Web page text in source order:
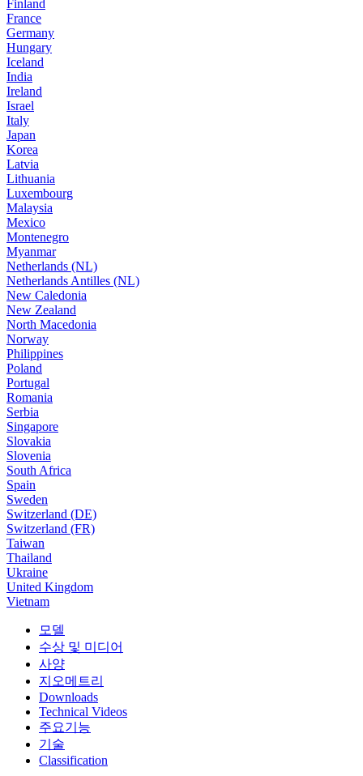
Finland
France
Germany
Hungary
Iceland
India
Ireland
Israel
Italy
Japan
Korea
Latvia
Lithuania
Luxembourg
Malaysia
Mexico
Montenegro
Myanmar
Netherlands (NL)
Netherlands Antilles (NL)
New Caledonia
New Zealand
North Macedonia
Norway
Philippines
Poland
Portugal
Romania
Serbia
Singapore
Slovakia
Slovenia
South Africa
Spain
Sweden
Switzerland (DE)
Switzerland (FR)
Taiwan
Thailand
Ukraine
United Kingdom
Vietnam
모델
수상 및 미디어
사양
지오메트리
Downloads
Technical Videos
주요기능
기술
Classification